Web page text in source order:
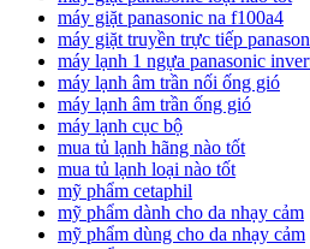
máy giặt panasonic na f100a4
máy giặt truyền trực tiếp
máy lạnh 1 ngựa panasonic
máy lạnh âm trần nối ống gió
máy lạnh âm trần ống gió
máy lạnh cục bộ
mua tủ lạnh hãng nào tốt
mua tủ lạnh loại nào tốt
mỹ phẩm cetaphil
mỹ phẩm dành cho da nhạy cảm
mỹ phẩm dùng cho da nhạy cảm